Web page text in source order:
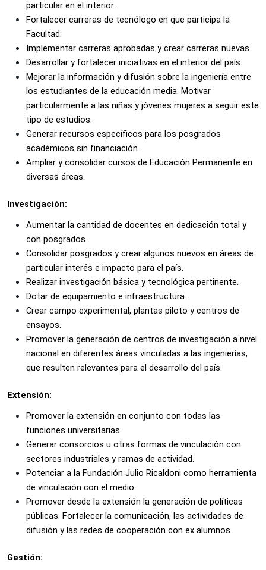
particular en el interior.
Fortalecer carreras de tecnólogo en que participa la
Facultad.
Implementar carreras aprobadas y crear carreras nuevas.
Desarrollar y fortalecer iniciativas en el interior del país.
Mejorar la información y difusión sobre la ingeniería entre
los estudiantes de la educación media. Motivar
particularmente a las niñas y jóvenes mujeres a seguir este
tipo de estudios.
Generar recursos específicos para los posgrados
académicos sin financiación.
Ampliar y consolidar cursos de Educación Permanente en
diversas áreas.
Investigación:
Aumentar la cantidad de docentes en dedicación total y
con posgrados.
Consolidar posgrados y crear algunos nuevos en áreas de
particular interés e impacto para el país.
Realizar investigación básica y tecnológica pertinente.
Dotar de equipamiento e infraestructura.
Crear campo experimental, plantas piloto y centros de
ensayos.
Promover la generación de centros de investigación a nivel
nacional en diferentes áreas vinculadas a las ingenierías,
que resulten relevantes para el desarrollo del país.
Extensión:
Promover la extensión en conjunto con todas las
funciones universitarias.
Generar consorcios u otras formas de vinculación con
sectores industriales y ramas de actividad.
Potenciar a la Fundación Julio Ricaldoni como herramienta
de vinculación con el medio.
Promover desde la extensión la generación de políticas
públicas. Fortalecer la comunicación, las actividades de
difusión y las redes de cooperación con ex alumnos.
Gestión: